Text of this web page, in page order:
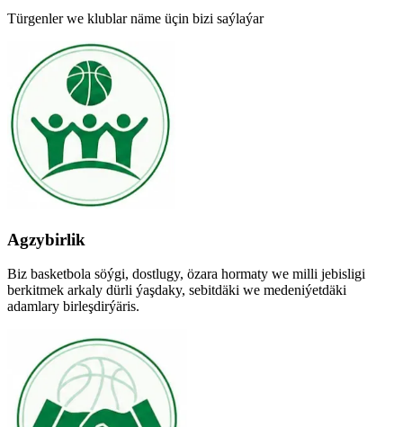
Türgenler we klublar näme üçin bizi saýlaýar
Agzybirlik
Biz basketbola söýgi, dostlugy, özara hormaty we milli jebisligi
berkitmek arkaly dürli ýaşdaky, sebitdäki we medeniýetdäki
adamlary birleşdirýäris.